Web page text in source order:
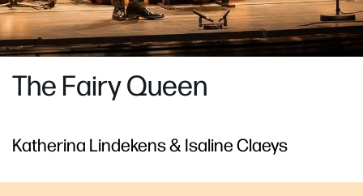
The Fairy Queen
Katherina Lindekens & Isaline Claeys